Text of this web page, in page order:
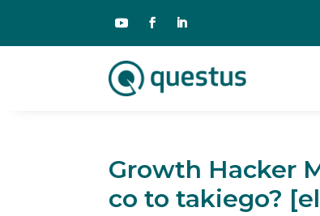
Growth Hacker
co to takiego?